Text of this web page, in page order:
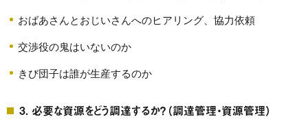
おばあさんとおじいさんへのヒアリング、協力依頼
交渉役の鬼はいないのか
きび団子は誰が生産するのか
3. 必要な資源をどう調達するか？（調達管理・資源管理）